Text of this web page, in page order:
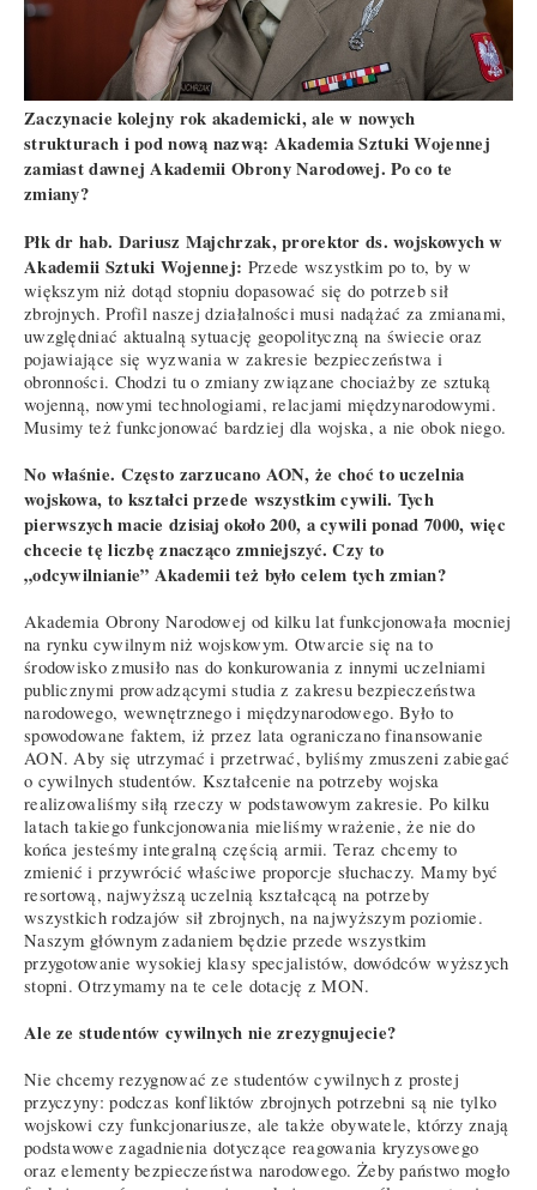
Zaczynacie kolejny rok akademicki, ale w nowych
strukturach i pod nową nazwą: Akademia Sztuki Wojennej
zamiast dawnej Akademii Obrony Narodowej. Po co te
zmiany?
Płk dr hab. Dariusz Majchrzak, prorektor ds. wojskowych w
Akademii Sztuki Wojennej: Przede wszystkim po to, by w
większym niż dotąd stopniu dopasować się do potrzeb sił
zbrojnych. Profil naszej działalności musi nadążać za zmianami,
uwzględniać aktualną sytuację geopolityczną na świecie oraz
pojawiające się wyzwania w zakresie bezpieczeństwa i
obronności. Chodzi tu o zmiany związane chociażby ze sztuką
wojenną, nowymi technologiami, relacjami międzynarodowymi.
Musimy też funkcjonować bardziej dla wojska, a nie obok niego.
No właśnie. Często zarzucano AON, że choć to uczelnia
wojskowa, to kształci przede wszystkim cywili. Tych
pierwszych macie dzisiaj około 200, a cywili ponad 7000, więc
chcecie tę liczbę znacząco zmniejszyć. Czy to
„odcywilnianie” Akademii też było celem tych zmian?
Akademia Obrony Narodowej od kilku lat funkcjonowała mocniej
na rynku cywilnym niż wojskowym. Otwarcie się na to
środowisko zmusiło nas do konkurowania z innymi uczelniami
publicznymi prowadzącymi studia z zakresu bezpieczeństwa
narodowego, wewnętrznego i międzynarodowego. Było to
spowodowane faktem, iż przez lata ograniczano finansowanie
AON. Aby się utrzymać i przetrwać, byliśmy zmuszeni zabiegać
o cywilnych studentów. Kształcenie na potrzeby wojska
realizowaliśmy siłą rzeczy w podstawowym zakresie. Po kilku
latach takiego funkcjonowania mieliśmy wrażenie, że nie do
końca jesteśmy integralną częścią armii. Teraz chcemy to
zmienić i przywrócić właściwe proporcje słuchaczy. Mamy być
resortową, najwyższą uczelnią kształcącą na potrzeby
wszystkich rodzajów sił zbrojnych, na najwyższym poziomie.
Naszym głównym zadaniem będzie przede wszystkim
przygotowanie wysokiej klasy specjalistów, dowódców wyższych
stopni. Otrzymamy na te cele dotację z MON.
Ale ze studentów cywilnych nie zrezygnujecie?
Nie chcemy rezygnować ze studentów cywilnych z prostej
przyczyny: podczas konfliktów zbrojnych potrzebni są nie tylko
wojskowi czy funkcjonariusze, ale także obywatele, którzy znają
podstawowe zagadnienia dotyczące reagowania kryzysowego
oraz elementy bezpieczeństwa narodowego. Żeby państwo mogło